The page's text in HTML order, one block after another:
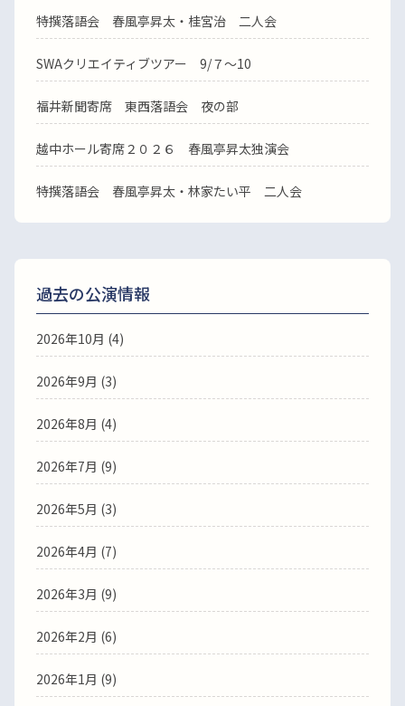
特撰落語会 春風亭昇太・桂宮治 二人会
SWAクリエイティブツアー 9/７～10
福井新聞寄席 東西落語会 夜の部
越中ホール寄席２０２６ 春風亭昇太独演会
特撰落語会 春風亭昇太・林家たい平 二人会
過去の公演情報
2026年10月 (4)
2026年9月 (3)
2026年8月 (4)
2026年7月 (9)
2026年5月 (3)
2026年4月 (7)
2026年3月 (9)
2026年2月 (6)
2026年1月 (9)